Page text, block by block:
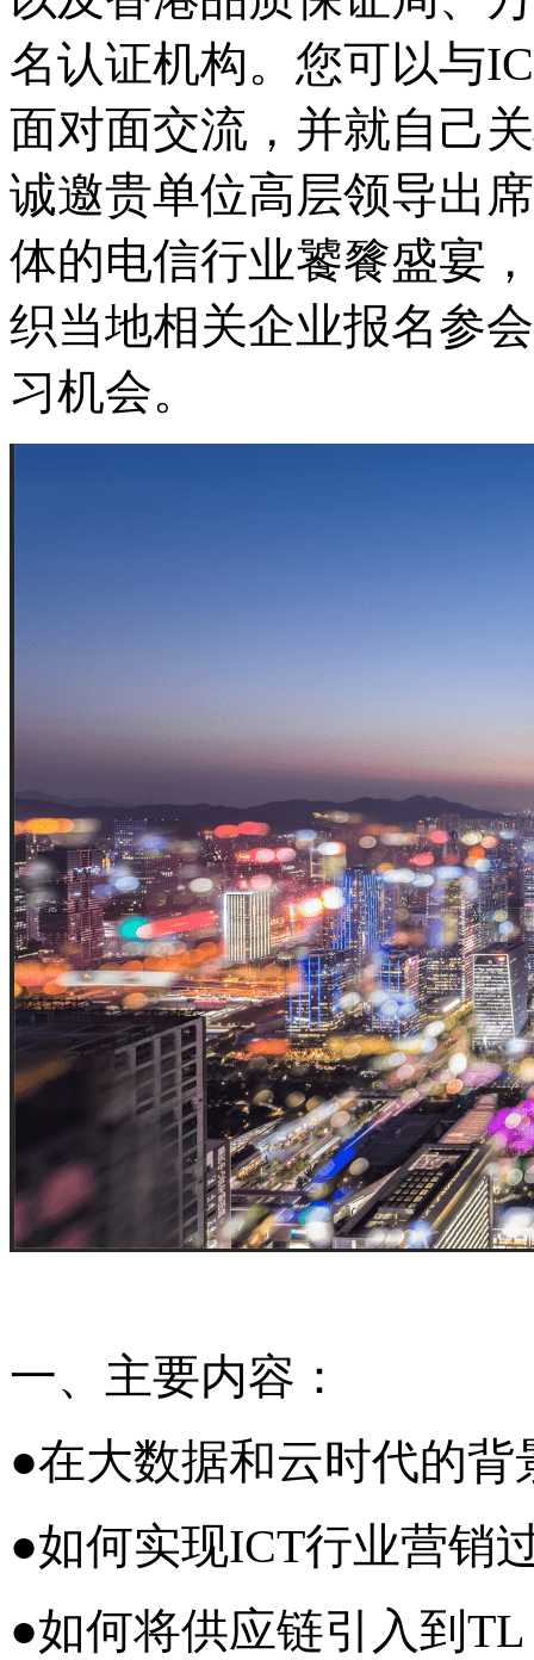
名认证机构。您可以与
面对面交流，并就自己
诚邀贵单位高层领导出
体的电信行业饕餮盛宴
织当地相关企业报名参
习机会。
一、主要内容：
●在大数据和云时代的
●如何实现ICT行业营销
●如何将供应链引入到TL